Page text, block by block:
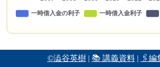
©澁谷英樹| 📚 講義資料| 🖇編
将来負担比率（分子）の構造（2014年